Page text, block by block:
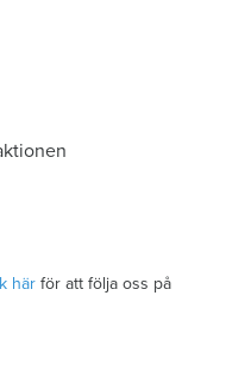
här för att följa oss på